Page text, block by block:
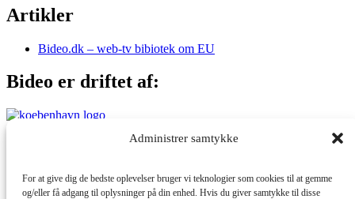
Administrer samtykke
For at give dig de bedste oplevelser bruger vi teknologier som cookies til at gemme
og/eller få adgang til oplysninger på din enhed. Hvis du giver samtykke til disse
Artikler
Bideo.dk – web-tv bibiotek om EU
Bideo er driftet af:
Med støtte fra: